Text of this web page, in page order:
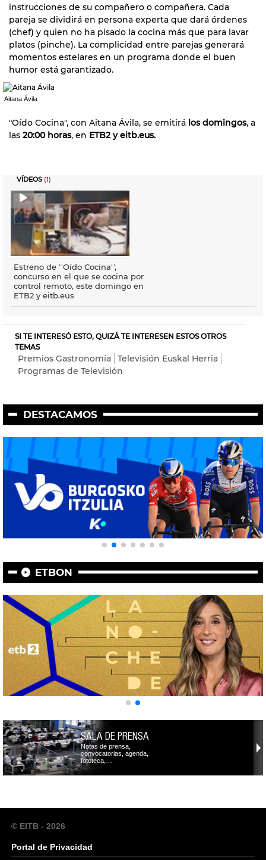
instrucciones de su compañero o compañera. Cada
pareja se dividirá en persona experta que dará órdenes
(chef) y quien no ha pisado la cocina más que para lavar
platos (pinche). La complicidad entre parejas generará
momentos estelares en un programa donde el buen
humor está garantizado.
Aitana Ávila
"Oído Cocina", con Aitana Ávila, se emitirá los domingos, a
las 20:00 horas, en ETB2 y eitb.eus.
VÍDEOS (1)
Estreno de ''Oído Cocina'',
concurso en el que se cocina por
control remoto, este domingo en
ETB2 y eitb.eus
SI TE INTERESÓ ESTO, QUIZÁ TE INTERESEN ESTOS OTROS
TEMAS
Premios Gastronomía
Televisión Euskal Herria
Programas de Televisión
DESTACAMOS
ETBON
SALA DE PRENSA
Notas de prensa,
convocatorias, agenda,
fototeca,…
© EITB - 2026
Portal de Privacidad